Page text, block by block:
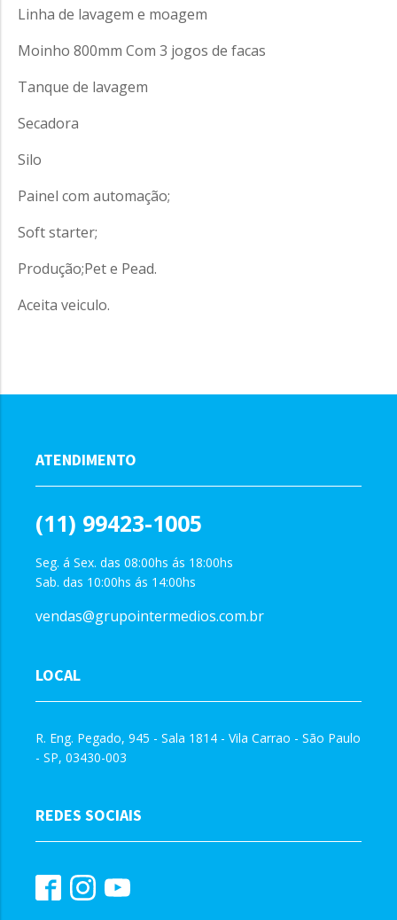
Linha de lavagem e moagem
Moinho 800mm Com 3 jogos de facas
Tanque de lavagem
Secadora
Silo
Painel com automação;
Soft starter;
Produção;Pet e Pead.
Aceita veiculo.
ATENDIMENTO
(11) 99423-1005
Seg. á Sex. das 08:00hs ás 18:00hs
Sab. das 10:00hs ás 14:00hs
vendas@grupointermedios.com.br
LOCAL
R. Eng. Pegado, 945 - Sala 1814 - Vila Carrao - São Paulo
- SP, 03430-003
REDES SOCIAIS